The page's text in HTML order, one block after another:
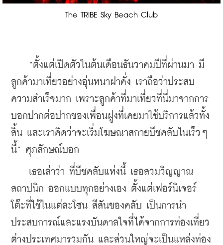
The TRIBE Sky Beach Club
“ตั้งแต่เปิดตัวในต้นเดือนธันวาคมปีที่ผ่านมา มี
ลูกค้ามาเที่ยวอย่างอุ่นหนาฝาคั่ง เราถือว่าประสบ
ความสำเร็จมาก เพราะลูกค้าที่มาเที่ยวที่นี่มาจากการ
บอกปากต่อปากของเพื่อนฝูงที่เคยมาใช้บริการแล้วทั้ง
สิ้น และเราคิดว่าจะเริ่มโฆษณาสกายบีชคลับในเร็วๆ
นี้” ศุภลักษณ์บอก
เธอเล่าว่า ที่บีชคลับแห่งนี้ เธอสวมวิญญาณ
สถาปนิก ออกแบบทุกอย่างเอง ตั้งแต่เฟอร์นิเจอร์
โต๊ะที่ใช้ในแต่ละโซน สีสันของคลับ เป็นการนำ
ประสบการณ์และแรงบันดาลใจที่ได้จากการท่องเที่ยว
ต่างประเทศมารวมกัน และส่วนใหญ่จะเป็นแหล่งท่อง